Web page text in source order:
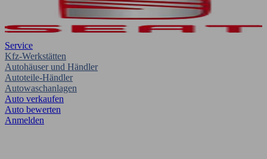
Service
Kfz-Werkstätten
Autohäuser und Händler
Autoteile-Händler
Autowaschanlagen
Auto verkaufen
Auto bewerten
Anmelden